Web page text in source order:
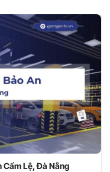
Cẩm Lệ, Đà Nẵng